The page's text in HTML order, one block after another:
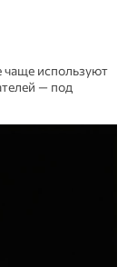
используют
— под